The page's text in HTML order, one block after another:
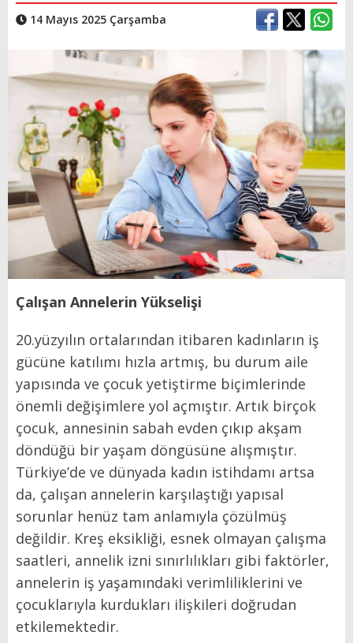
14 Mayıs 2025 Çarşamba
Çalışan Annelerin Yükselişi
20.yüzyılın ortalarından itibaren kadınların iş
gücüne katılımı hızla artmış, bu durum aile
yapısında ve çocuk yetiştirme biçimlerinde
önemli değişimlere yol açmıştır. Artık birçok
çocuk, annesinin sabah evden çıkıp akşam
döndüğü bir yaşam döngüsüne alışmıştır.
Türkiye’de ve dünyada kadın istihdamı artsa
da, çalışan annelerin karşılaştığı yapısal
sorunlar henüz tam anlamıyla çözülmüş
değildir. Kreş eksikliği, esnek olmayan çalışma
saatleri, annelik izni sınırlılıkları gibi faktörler,
annelerin iş yaşamındaki verimliliklerini ve
çocuklarıyla kurdukları ilişkileri doğrudan
etkilemektedir.